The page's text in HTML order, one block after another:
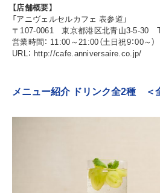
【店舗概要】
「アニヴェルセルカフェ 表参道」
〒107-0061 東京都港区北青山3-5-30
営業時間： 11:00～21:00（土日祝9：00～
URL： http://cafe.anniversaire.co.jp/
メニュー紹介 ドリンク全2種 ＜